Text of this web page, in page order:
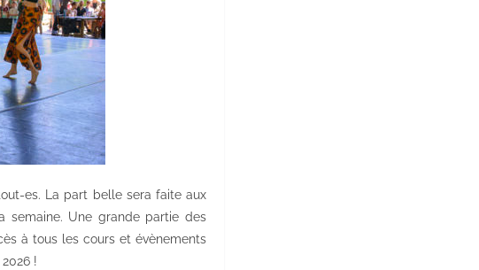
es. La part belle sera faite aux
semaine. Une grande partie des
à tous les cours et évènements
!